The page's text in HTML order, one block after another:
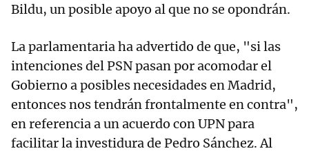
Bildu, un posible apoyo al que no se opondrán.
La parlamentaria ha advertido de que, "si las
intenciones del PSN pasan por acomodar el
Gobierno a posibles necesidades en Madrid,
entonces nos tendrán frontalmente en contra",
en referencia a un acuerdo con UPN para
facilitar la investidura de Pedro Sánchez. Al